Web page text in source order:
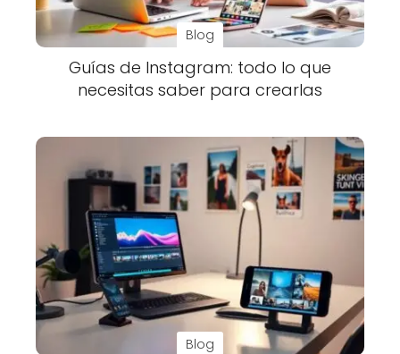
Blog
Guías de Instagram: todo lo que
necesitas saber para crearlas
Blog